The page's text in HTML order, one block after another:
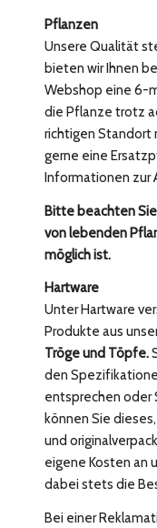
Pflanzen
Unsere Qualität
bieten wir Ihnen
Webshop eine 6-
die Pflanze trotz
richtigen Standort
gerne eine
Informationen zur
Bitte beachten
von lebenden
möglich ist.
Hartware
Unter Hartware
Produkte aus
Tröge und Töpfe.
den
entsprechen oder
können Sie
und
eigene Kosten an
dabei stets die
Bei einer